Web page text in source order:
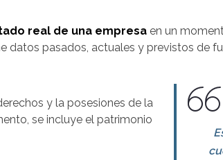
real de una empresa en un
datos pasados, actuales y previstos de
y la posesiones de la
se incluye el patrimonio